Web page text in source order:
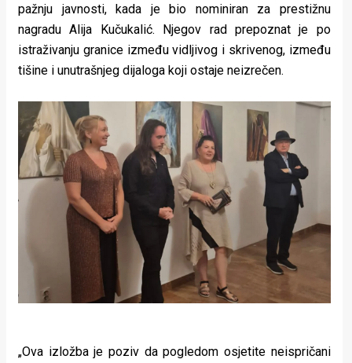
pokretu
koje
rade
Urban
Aktivizam
Aktuelnosti
Promo
pažnju javnosti, kada je bio nominiran za prestižnu
nagradu Alija Kučukalić. Njegov rad prepoznat je po
istraživanju granice između vidljivog i skrivenog, između
tišine i unutrašnjeg dijaloga koji ostaje neizrečen.
„Ova izložba je poziv da pogledom osjetite neispričani